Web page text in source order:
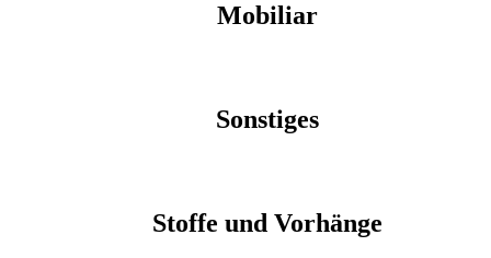
Mobiliar
Sonstiges
Stoffe und Vorhänge